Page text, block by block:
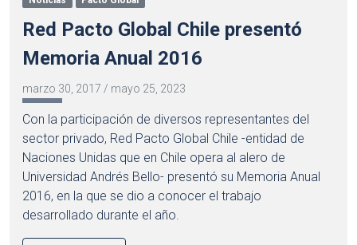
Red Pacto Global Chile presentó
Memoria Anual 2016
marzo 30, 2017 / mayo 25, 2023
Con la participación de diversos representantes del
sector privado, Red Pacto Global Chile -entidad de
Naciones Unidas que en Chile opera al alero de
Universidad Andrés Bello- presentó su Memoria Anual
2016, en la que se dio a conocer el trabajo
desarrollado durante el año.